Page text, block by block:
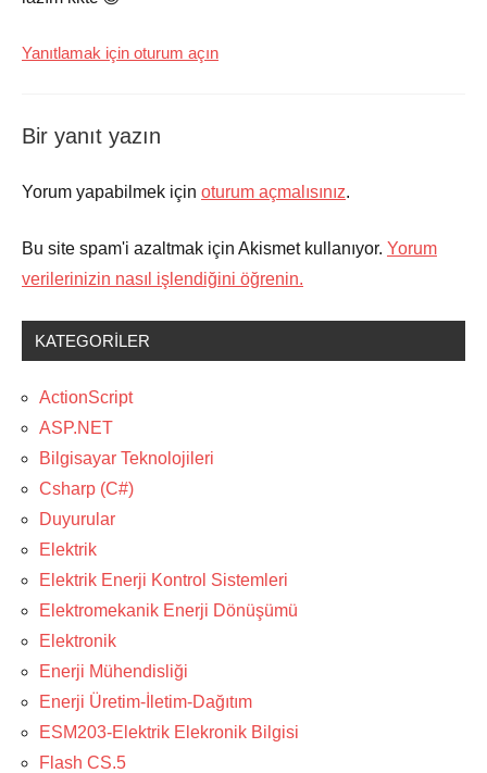
Yanıtlamak için oturum açın
Bir yanıt yazın
Yorum yapabilmek için oturum açmalısınız.
Bu site spam'i azaltmak için Akismet kullanıyor. Yorum
verilerinizin nasıl işlendiğini öğrenin.
KATEGORILER
ActionScript
ASP.NET
Bilgisayar Teknolojileri
Csharp (C#)
Duyurular
Elektrik
Elektrik Enerji Kontrol Sistemleri
Elektromekanik Enerji Dönüşümü
Elektronik
Enerji Mühendisliği
Enerji Üretim-İletim-Dağıtım
ESM203-Elektrik Elekronik Bilgisi
Flash CS.5